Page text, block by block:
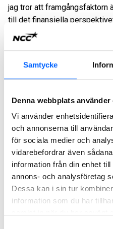
Samtycke
Denna webbplats använder
Vi använder
och annonserna till
för sociala medier och
vidarebefordrar även
information från din enhet
annons- och analysföretag
Dessa kan i sin tur
information som du har
jag tror att framgångsfaktorn
till det finansiella
Data och
gäller rapportering.
som betungande. Det finns
hela kedjan, men mycket
klimatdata och EPD:er
Elisabeth.
Digitaliseringen är en viktig
arbetar intensivt med.
– Rapporteringen är inte